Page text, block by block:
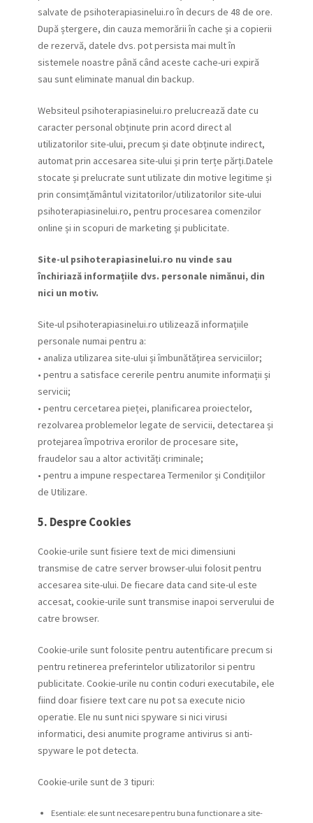
salvate de psihoterapiasinelui.ro în decurs de 48 de ore.
După ștergere, din cauza memorării în cache și a copierii
de rezervă, datele dvs. pot persista mai mult în
sistemele noastre până când aceste cache-uri expiră
sau sunt eliminate manual din backup.
Websiteul psihoterapiasinelui.ro prelucrează date cu
caracter personal obținute prin acord direct al
utilizatorilor site-ului, precum și date obținute indirect,
automat prin accesarea site-ului și prin terțe părți.Datele
stocate și prelucrate sunt utilizate din motive legitime și
prin consimțământul vizitatorilor/utilizatorilor site-ului
psihoterapiasinelui.ro, pentru procesarea comenzilor
online și in scopuri de marketing și publicitate.
Site-ul psihoterapiasinelui.ro nu vinde sau
închiriază informațiile dvs. personale nimănui, din
nici un motiv.
Site-ul psihoterapiasinelui.ro utilizează informațiile
personale numai pentru a:
• analiza utilizarea site-ului și îmbunătățirea serviciilor;
• pentru a satisface cererile pentru anumite informații și
servicii;
• pentru cercetarea pieței, planificarea proiectelor,
rezolvarea problemelor legate de servicii, detectarea și
protejarea împotriva erorilor de procesare site,
fraudelor sau a altor activități criminale;
• pentru a impune respectarea Termenilor și Condițiilor
de Utilizare.
5. Despre Cookies
Cookie-urile sunt fisiere text de mici dimensiuni
transmise de catre server browser-ului folosit pentru
accesarea site-ului. De fiecare data cand site-ul este
accesat, cookie-urile sunt transmise inapoi serverului de
catre browser.
Cookie-urile sunt folosite pentru autentificare precum si
pentru retinerea preferintelor utilizatorilor si pentru
publicitate. Cookie-urile nu contin coduri executabile, ele
fiind doar fisiere text care nu pot sa execute nicio
operatie. Ele nu sunt nici spyware si nici virusi
informatici, desi anumite programe antivirus si anti-
spyware le pot detecta.
Cookie-urile sunt de 3 tipuri:
Esentiale: ele sunt necesare pentru buna functionare a site-